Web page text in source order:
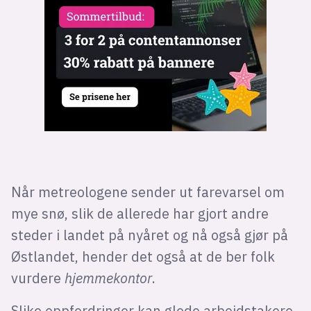
Når metreologene sender ut farevarsel om
mye snø, slik de allerede har gjort andre
steder i landet på nyåret og nå også gjør på
Østlandet, hender det også at de ber folk
vurdere hjemmekontor.